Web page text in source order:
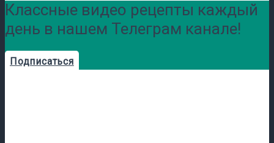
Классные видео рецепты каждый
день в нашем Телеграм канале!
Подписаться